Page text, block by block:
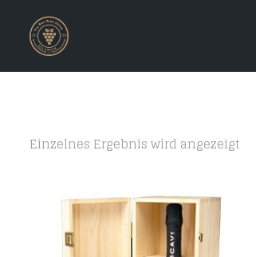
Einzelnes Ergebnis wird angezeigt